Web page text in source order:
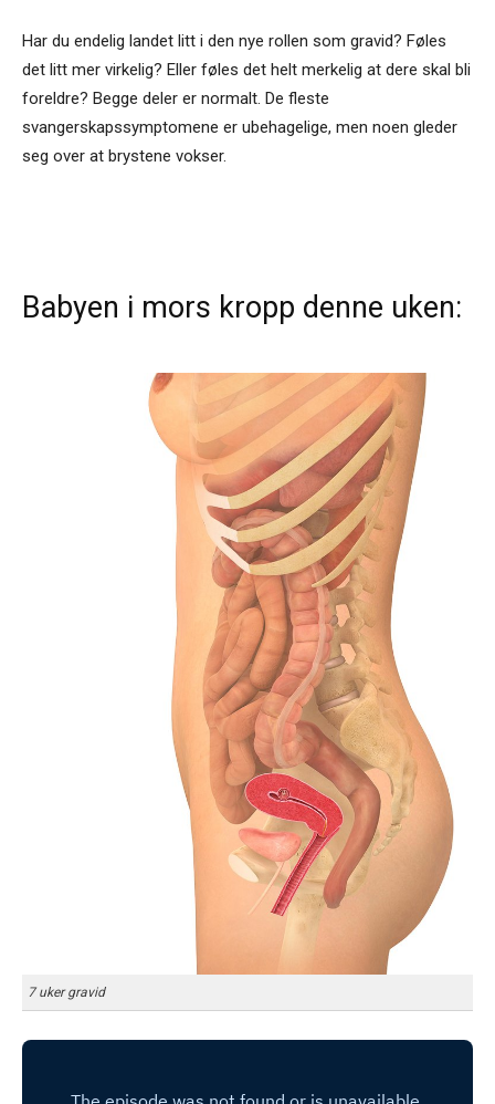
Har du endelig landet litt i den nye rollen som gravid? Føles
det litt mer virkelig? Eller føles det helt merkelig at dere skal bli
foreldre? Begge deler er normalt. De fleste
svangerskapssymptomene er ubehagelige, men noen gleder
seg over at brystene vokser.
Babyen i mors kropp denne uken:
7 uker gravid